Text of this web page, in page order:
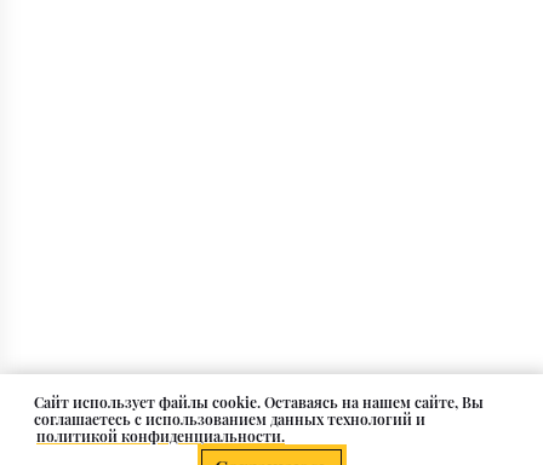
Cайт использует файлы cookie. Оставаясь на нашем сайте, Вы
соглашаетесь с использованием данных технологий и
политикой конфиденциальности.